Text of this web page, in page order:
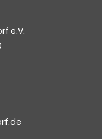
e.V.